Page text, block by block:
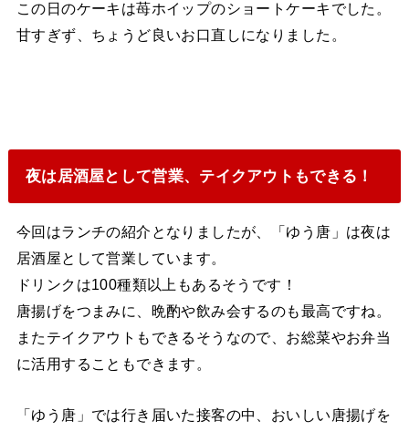
この日のケーキは苺ホイップのショートケーキでした。
甘すぎず、ちょうど良いお口直しになりました。
夜は居酒屋として営業、テイクアウトもできる！
今回はランチの紹介となりましたが、「ゆう唐」は夜は
居酒屋として営業しています。
ドリンクは100種類以上もあるそうです！
唐揚げをつまみに、晩酌や飲み会するのも最高ですね。
またテイクアウトもできるそうなので、お総菜やお弁当
に活用することもできます。
「ゆう唐」では行き届いた接客の中、おいしい唐揚げを